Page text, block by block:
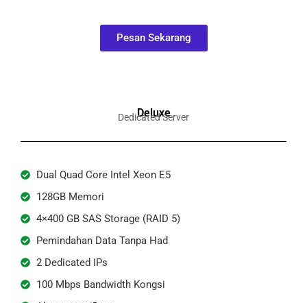
Pesan Sekarang
Deluxe
Dedicated Server
Dual Quad Core Intel Xeon E5
128GB Memori
4×400 GB SAS Storage (RAID 5)
Pemindahan Data Tanpa Had
2 Dedicated IPs
100 Mbps Bandwidth Kongsi